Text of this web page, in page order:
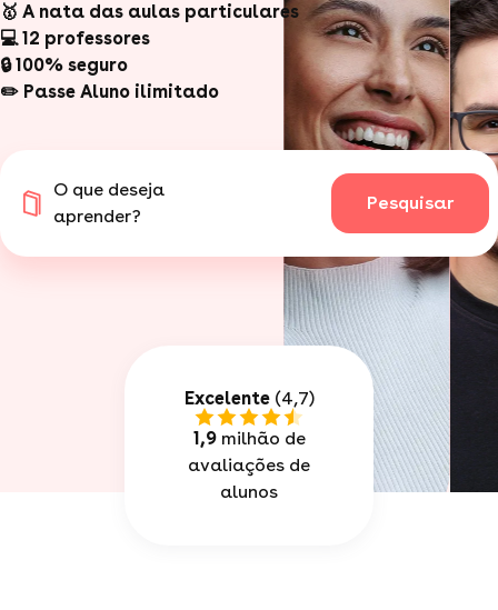
🥇 A nata das aulas particulares
💻 12 professores
🔒 100% seguro
✏️ Passe Aluno ilimitado
O que deseja
aprender?
Pesquisar
Excelente(4,7)
1,9milhão de
avaliações de
alunos